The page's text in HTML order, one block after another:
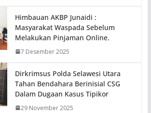
Himbauan AKBP Junaidi :
Masyarakat Waspada Sebelum
Melakukan Pinjaman Online.
7 Desember 2025
Dirkrimsus Polda Selawesi Utara
Tahan Bendahara Berinisial CSG
Dalam Dugaan Kasus Tipikor
29 November 2025